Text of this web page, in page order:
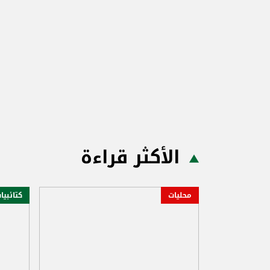
الأكثر قراءة
محليات